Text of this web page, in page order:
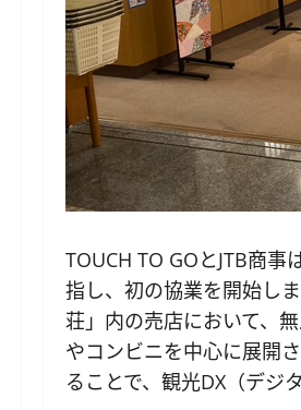
TOUCH TO GOとJTB商
指し、初の協業を開始し
荘」内の売店において、
やコンビニを中心に展開
ることで、観光DX（デジ